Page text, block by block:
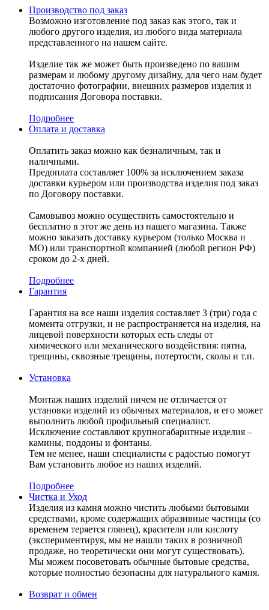
Производство под заказ
Возможно изготовление под заказ как этого, так и
любого другого изделия, из любого вида материала
представленного на нашем сайте.
Изделие так же может быть произведено по вашим
размерам и любому другому дизайну, для чего нам будет
достаточно фотографии, внешних размеров изделия и
подписания Договора поставки.
Подробнее
Оплата и доставка
Оплатить заказ можно как безналичным, так и
наличными.
Предоплата составляет 100% за исключением заказа
доставки курьером или производства изделия под заказ
по Договору поставки.
Самовывоз можно осуществить самостоятельно и
бесплатно в этот же день из нашего магазина. Также
можно заказать доставку курьером (только Москва и
МО) или транспортной компанией (любой регион РФ)
сроком до 2-х дней.
Подробнее
Гарантия
Гарантия на все наши изделия составляет 3 (три) года с
момента отгрузки, и не распространяется на изделия, на
лицевой поверхности которых есть следы от
химического или механического воздействия: пятна,
трещины, сквозные трещины, потертости, сколы и т.п.
Установка
Монтаж наших изделий ничем не отличается от
установки изделий из обычных материалов, и его может
выполнить любой профильный специалист.
Исключение составляют крупногабаритные изделия –
камины, поддоны и фонтаны.
Тем не менее, наши специалисты с радостью помогут
Вам установить любое из наших изделий.
Подробнее
Чистка и Уход
Изделия из камня можно чистить любыми бытовыми
средствами, кроме содержащих абразивные частицы (со
временем теряется глянец), красители или кислоту
(экспериментируя, мы не нашли таких в розничной
продаже, но теоретически они могут существовать).
Мы можем посоветовать обычные бытовые средства,
которые полностью безопасны для натурального камня.
Возврат и обмен